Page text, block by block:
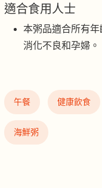
適合食用人士
本粥品適合所有年
消化不良和孕婦。
午餐 健康飲食
海鮮粥